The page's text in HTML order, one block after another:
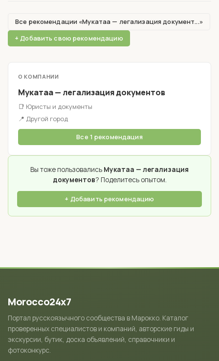
Все рекомендации «Мукатаа — легализация документ...»
+ Добавить свою рекомендацию
О КОМПАНИИ
Мукатаа — легализация документов
📑 Юристы и документы
📍 Другой город
Все 1 рекомендация
Вы тоже пользовались Мукатаа — легализация
документов? Поделитесь опытом.
+ Добавить рекомендацию
Morocco24x7
Портал русскоязычного сообщества в Марокко. Каталог
проверенных специалистов и компаний, авторские гиды и
экскурсии, бутик, доска объявлений, справочники и
фотоконкурс.